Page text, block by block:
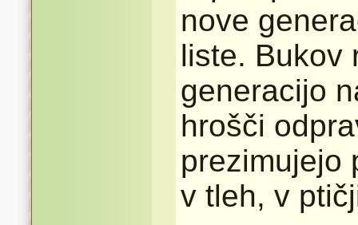
nove
liste. Bukov
generacijo
hrošči
prezimujejo
v tleh, v